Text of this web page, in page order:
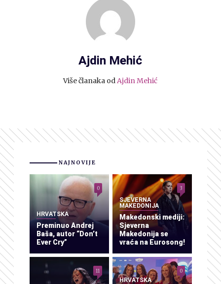
Ajdin Mehić
Više članaka od Ajdin Mehić
NAJNOVIJE
HRVATSKA
Preminuo Andrej
Baša, autor “Don’t
Ever Cry”
0
SJEVERNA
MAKEDONIJA
Makedonski mediji:
Sjeverna
Makedonija se
vraća na Eurosong!
3
11
HRVATSKA
0